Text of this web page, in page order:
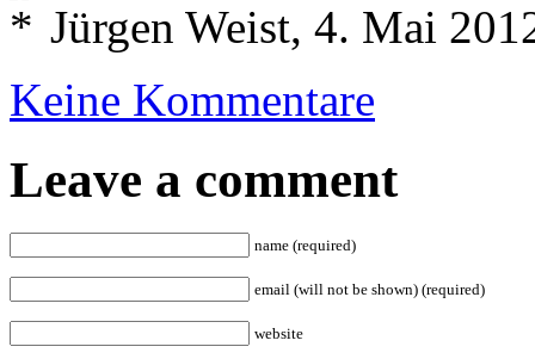
Jürgen Weist, 4. Mai
Keine Kommentare
Leave a comment
name (required)
email (will not be shown) (required)
website